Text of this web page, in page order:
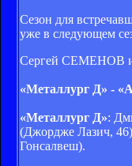
Сезон для
уже в следующем
Сергей СЕМЕНОВ из
«Металлург Д» -
«Металлург Д»:
(Джордже Лазич,
Гонсалвеш).